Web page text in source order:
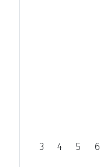
3 4 5 6